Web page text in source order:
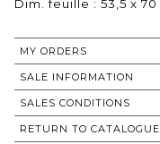
MY ORDERS
SALE INFORMATION
SALES CONDITIONS
RETURN TO CATALOGUE